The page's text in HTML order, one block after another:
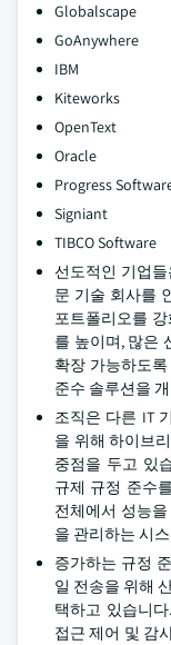
Globalscape
GoAnywhere
IBM
Kiteworks
OpenText
Oracle
Progress
Signiant
TIBCO Software
선도적인 기업
문 기술 회사를
포트폴리오를
를 높이며, 많은
확장 가능하도
준수 솔루션을
조직은 다른 IT
을 위해 하이브
중점을 두고 있
규제 규정 준수
전체에서 성능
을 관리하는 시
증가하는 규정
일 전송을 위해
택하고 있습니
접근 제어 및 감